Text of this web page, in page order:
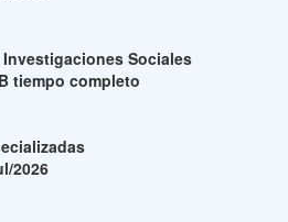
Sociales
tiempo completo
2026